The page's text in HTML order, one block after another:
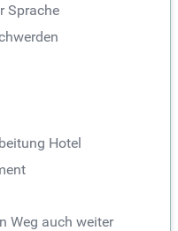
Sprache
Hotel
Weg auch weiter